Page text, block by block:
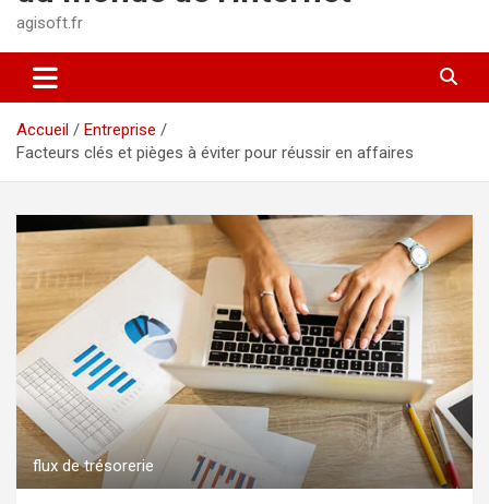
agisoft.fr
Accueil
Entreprise
Facteurs clés et pièges à éviter pour réussir en affaires
flux de trésorerie